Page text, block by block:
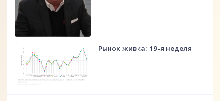
Рынок живка: 19-я неделя